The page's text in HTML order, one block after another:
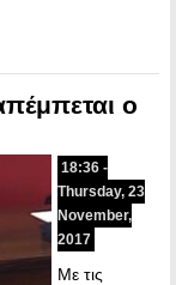
ο
18:36 -
Thursday, 23
November,
2017
Με τις